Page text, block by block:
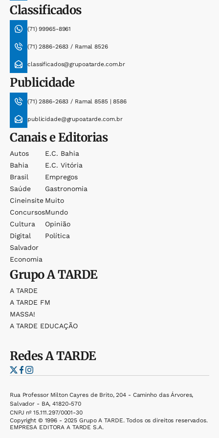
Classificados
(71) 99965-8961
(71) 2886-2683 / Ramal 8526
classificados@grupoatarde.com.br
Publicidade
(71) 2886-2683 / Ramal 8585 | 8586
publicidade@grupoatarde.com.br
Canais e Editorias
Autos
Bahia
Brasil
Saúde
Cineinsite
Concursos
Cultura
Digital
Salvador
Economia
E.c. Bahia
E.c. Vitória
Empregos
Gastronomia
Muito
Mundo
Opinião
Política
GrupoA TARDE
A TARDE
A TARDE FM
MASSA!
A TARDE EDUCAÇÃO
RedesA TARDE
Rua Professor Milton Cayres de Brito, 204 - Caminho das Árvores,
Salvador - BA, 41820-570
CNPJ nº 15.111.297/0001-30
Copyright © 1996 - 2025 Grupo A TARDE. Todos os direitos reservados.
EMPRESA EDITORA A TARDE S.A.